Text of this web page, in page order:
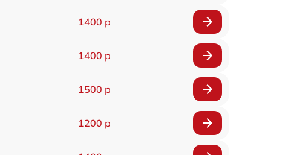
1400 р
1400 р
1500 р
1200 р